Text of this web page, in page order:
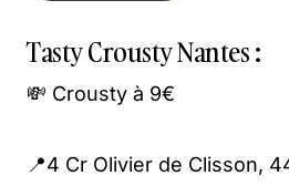
Tasty Crousty Nantes :
💸 Crousty à 9€
📍4 Cr Olivier de Clisson,